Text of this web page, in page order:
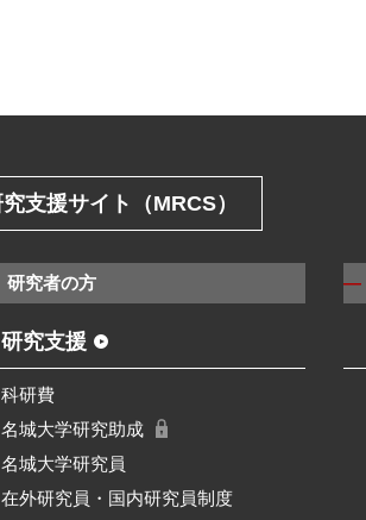
支援サイト（MRCS）
研究者の方
研究支援
科研費
名城大学研究助成
名城大学研究員
在外研究員・国内研究員制度